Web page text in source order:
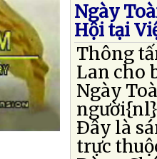
Ngày
Hội tại
Thông
Lan cho
Ngày
Ðây là
trực